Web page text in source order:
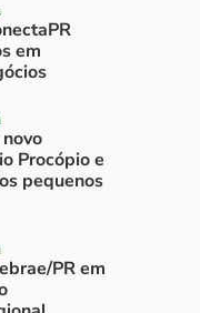
em
Procópio e
pequenos
PR em